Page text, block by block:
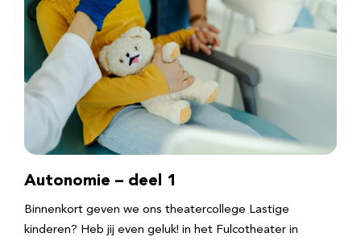
Autonomie – deel 1
Binnenkort geven we ons theatercollege Lastige
kinderen? Heb jij even geluk! in het Fulcotheater in